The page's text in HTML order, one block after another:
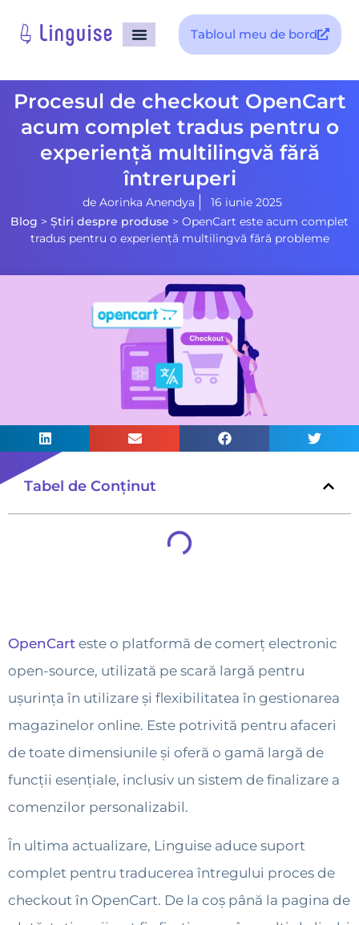
Tabloul meu de bord
Procesul de checkout OpenCart
acum complet tradus pentru o
experiență multilingvă fără
întreruperi
de Aorinka Anendya
16 iunie 2025
Blog > Știri despre produse > OpenCart este acum complet
tradus pentru o experiență multilingvă fără probleme
Tabel de Conținut
OpenCart este o platformă de comerț electronic
open-source, utilizată pe scară largă pentru
ușurința în utilizare și flexibilitatea în gestionarea
magazinelor online. Este potrivită pentru afaceri
de toate dimensiunile și oferă o gamă largă de
funcții esențiale, inclusiv un sistem de finalizare a
comenzilor personalizabil.
În ultima actualizare, Linguise aduce suport
complet pentru traducerea întregului proces de
checkout în OpenCart. De la coș până la pagina de